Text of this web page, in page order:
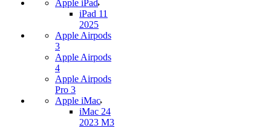
Apple iPad
iPad 11
2025
Apple Airpods
3
Apple Airpods
4
Apple Airpods
Pro 3
Apple iMac
iMac 24
2023 M3